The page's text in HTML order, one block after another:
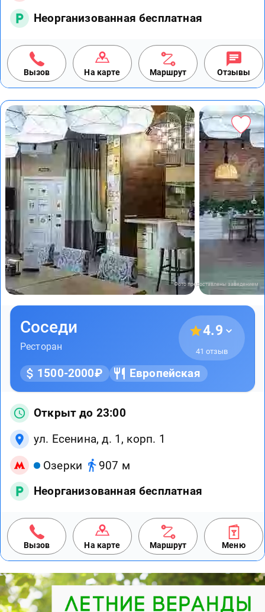
Неорганизованная бесплатная
Вызов На карте Маршрут Отзывы
Фото предоставлены заведением
Соседи
Ресторан
4.9
41 отзыв
1500-2000₽ Европейская
Открыт до 23:00
ул. Есенина, д. 1, корп. 1
Озерки
907 м
Неорганизованная бесплатная
Вызов На карте Маршрут Меню